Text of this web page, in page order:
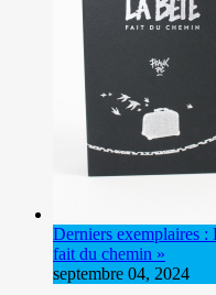
Derniers exemplaires
fait du chemin »
septembre 04, 2024